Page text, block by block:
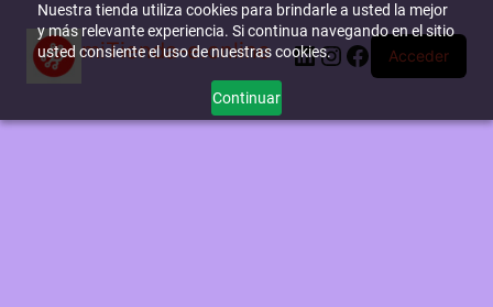
Nuestra tienda utiliza cookies para brindarle a usted la mejor
y más relevante experiencia. Si continua navegando en el sitio
usted consiente el uso de nuestras cookies.
Continuar
miTienda-e.online LinkedIn
Instagram
Facebook
Acceder